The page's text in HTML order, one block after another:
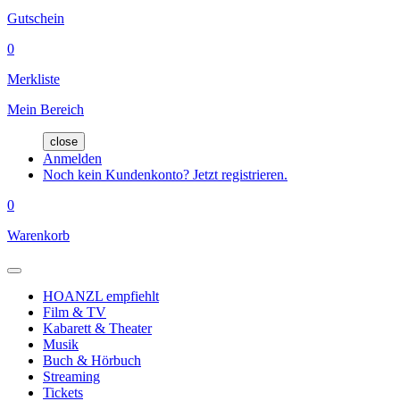
Gutschein
0
Merkliste
Mein Bereich
close
Anmelden
Noch kein Kundenkonto? Jetzt registrieren.
0
Warenkorb
HOANZL empfiehlt
Film & TV
Kabarett & Theater
Musik
Buch & Hörbuch
Streaming
Tickets